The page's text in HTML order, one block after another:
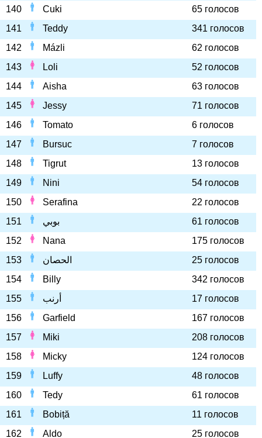
140
Cuki
65 голосов
141
Teddy
341 голосов
142
Mázli
62 голосов
143
Loli
52 голосов
144
Aisha
63 голосов
145
Jessy
71 голосов
146
Tomato
6 голосов
147
Bursuc
7 голосов
148
Tigrut
13 голосов
149
Nini
54 голосов
150
Serafina
22 голосов
151
بوبي
61 голосов
152
Nana
175 голосов
153
الحصان
25 голосов
154
Billy
342 голосов
155
أرنب
17 голосов
156
Garfield
167 голосов
157
Miki
208 голосов
158
Micky
124 голосов
159
Luffy
48 голосов
160
Tedy
61 голосов
161
Bobiță
11 голосов
162
Aldo 25 голосов